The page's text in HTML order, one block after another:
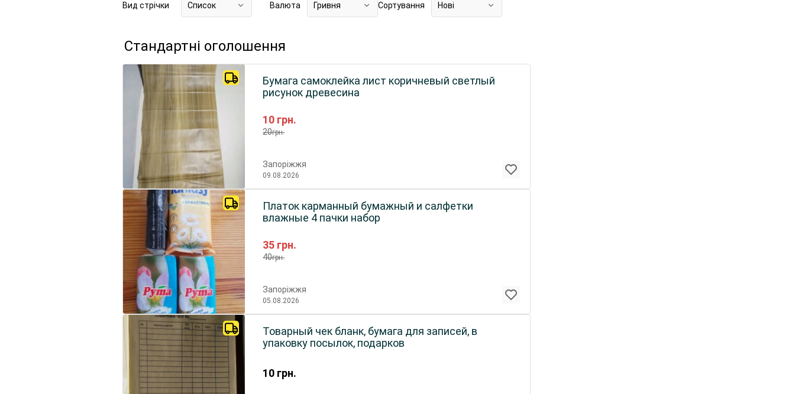
Вид стрічки Список Валюта Гривня Сортування Нові
Стандартні оголошення
10 грн.
20грн.
Бумага самоклейка лист коричневый светлый
рисунок древесина
Запоріжжя
09.08.2026
35 грн.
40грн.
Платок карманный бумажный и салфетки
влажные 4 пачки набор
Запоріжжя
05.08.2026
10 грн.
Товарный чек бланк, бумага для записей, в
упаковку посылок, подарков